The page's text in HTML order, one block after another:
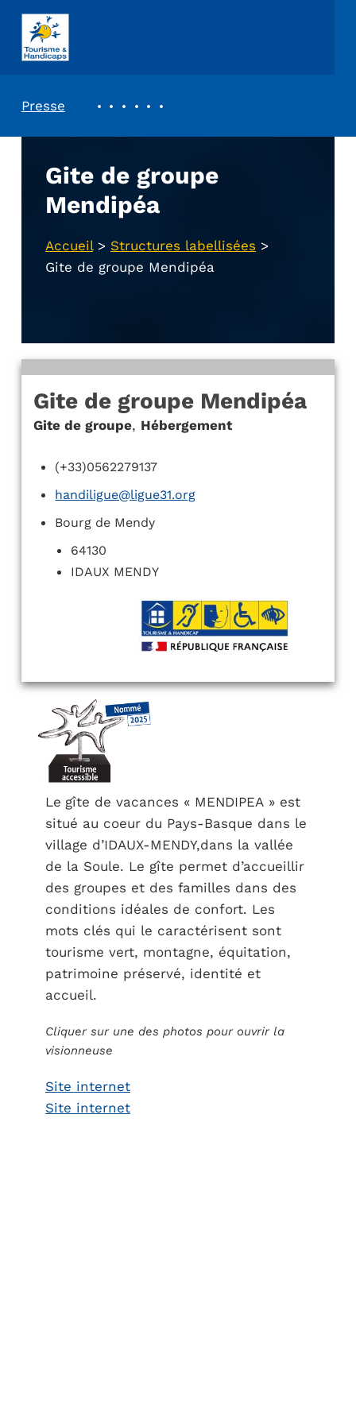
ASSOCIATION TOURISME ET HANDICAPS
Presse
Gite de groupe
Mendipéa
Accueil> Structures labellisées >
Gite de groupe Mendipéa
Gite de groupe Mendipéa
Gite de groupe, Hébergement
(+33)0562279137
handiligue@ligue31.org
Bourg de Mendy
64130
IDAUX MENDY
Le gîte de vacances « MENDIPEA » est
situé au coeur du Pays-Basque dans le
village d’IDAUX-MENDY,dans la vallée
de la Soule. Le gîte permet d’accueillir
des groupes et des familles dans des
conditions idéales de confort. Les
mots clés qui le caractérisent sont
tourisme vert, montagne, équitation,
patrimoine préservé, identité et
accueil.
Cliquer sur une des photos pour ouvrir la
visionneuse
Site internet
Site internet